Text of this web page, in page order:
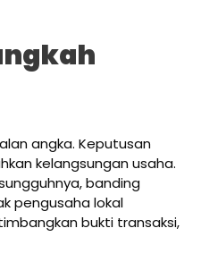
angka. Keputusan
kelangsungan usaha.
banding
pengusaha lokal
bukti transaksi,